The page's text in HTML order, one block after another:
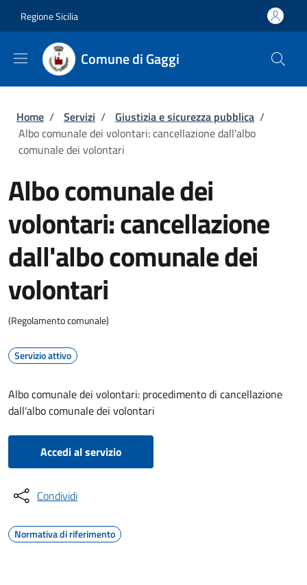
Regione Sicilia
Comune di Gaggi
Briciole di pane
Home / Servizi / Giustizia e sicurezza pubblica /
Albo comunale dei volontari: cancellazione dall'albo
comunale dei volontari
Albo comunale dei
volontari: cancellazione
dall'albo comunale dei
volontari
(Regolamento comunale)
Servizio attivo
Albo comunale dei volontari: procedimento di cancellazione
dall'albo comunale dei volontari
Accedi al servizio
Condividi
Normativa di riferimento